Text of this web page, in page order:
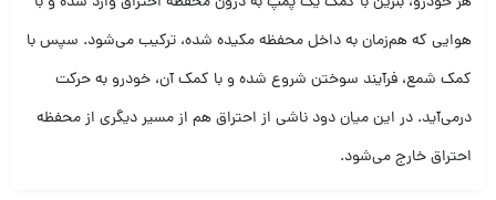
هوایی که هم‌زمان به داخل محفظه مکیده شده، ترکیب می‌شود. سپس با
کمک شمع، فرآیند سوختن شروع شده و با کمک آن، خودرو به حرکت
درمی‌آید. در این میان دود ناشی از احتراق هم از مسیر دیگری از محفظه
احتراق خارج می‌شود.